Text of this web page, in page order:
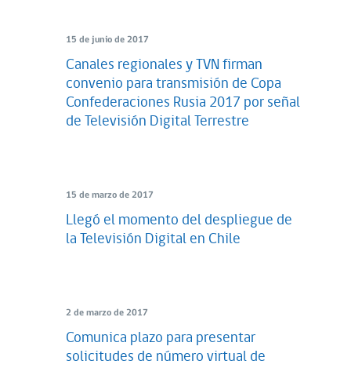
15 de junio de 2017
Canales regionales y TVN firman
convenio para transmisión de Copa
Confederaciones Rusia 2017 por señal
de Televisión Digital Terrestre
15 de marzo de 2017
Llegó el momento del despliegue de
la Televisión Digital en Chile
2 de marzo de 2017
Comunica plazo para presentar
solicitudes de número virtual de